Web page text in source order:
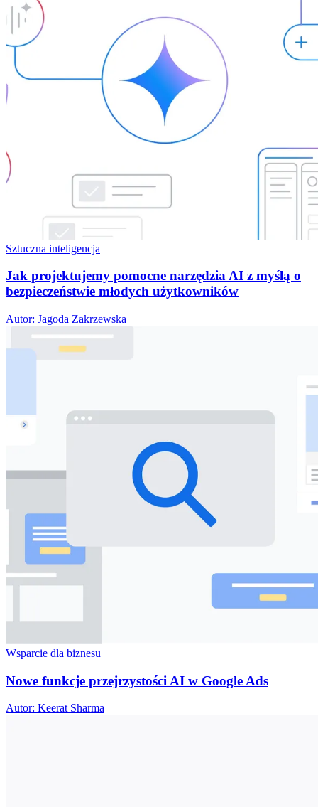
Sztuczna inteligencja
Jak projektujemy pomocne narzędzia AI z myślą o
bezpieczeństwie młodych użytkowników
Autor: Jagoda Zakrzewska
Wsparcie dla biznesu
Nowe funkcje przejrzystości AI w Google Ads
Autor: Keerat Sharma